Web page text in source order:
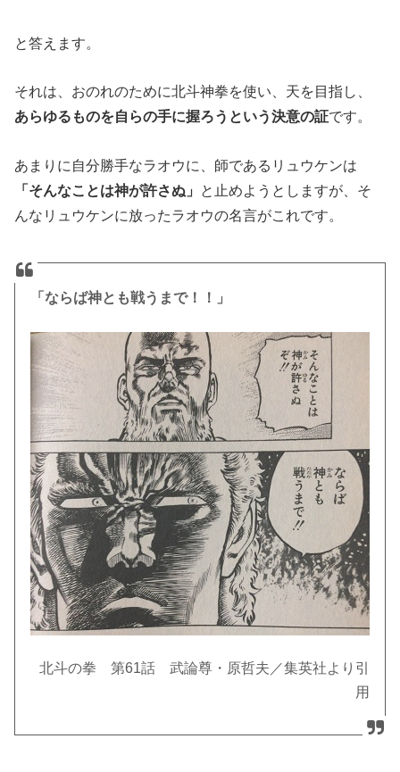
と答えます。
それは、おのれのために北斗神拳を使い、天を目指し、
あらゆるものを自らの手に握ろうという決意の証です。
あまりに自分勝手なラオウに、師であるリュウケンは
「そんなことは神が許さぬ」 と止めようとしますが、そ
んなリュウケンに放ったラオウの名言がこれです。
「ならば神とも戦うまで！！」
北斗の拳 第61話 武論尊・原哲夫／集英社より引
用